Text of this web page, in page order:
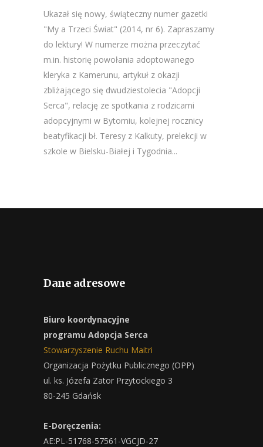
Ukazał się nowy, świąteczny numer gazetki
"My a Trzeci Świat" (2014, nr 6). Zapraszamy
do lektury! W numerze można przeczytać
m.in. historię powołania adoptowanego
kleryka z Kamerunu, artykuł z okazji
zbliżającego się dwudziestolecia "Adopcji
Serca", relację ze spotkania z rodzicami
adopcyjnymi w Bytomiu, kolejnej rocznicy
beatyfikacji bł. Teresy z Kalkuty, prelekcji w
szkole w Bielsku-Białej i Tygodnia...
Dane adresowe
Biuro koordynacyjne
programu Adopcja Serca
Stowarzyszenie Ruchu Maitri
Organizacja Pożytku Publicznego (OPP)
ul. ks. Józefa Zator Przytockiego 3
80-245 Gdańsk
E-Doręczenia:
AE:PL-51768-57561-VGCJD-27